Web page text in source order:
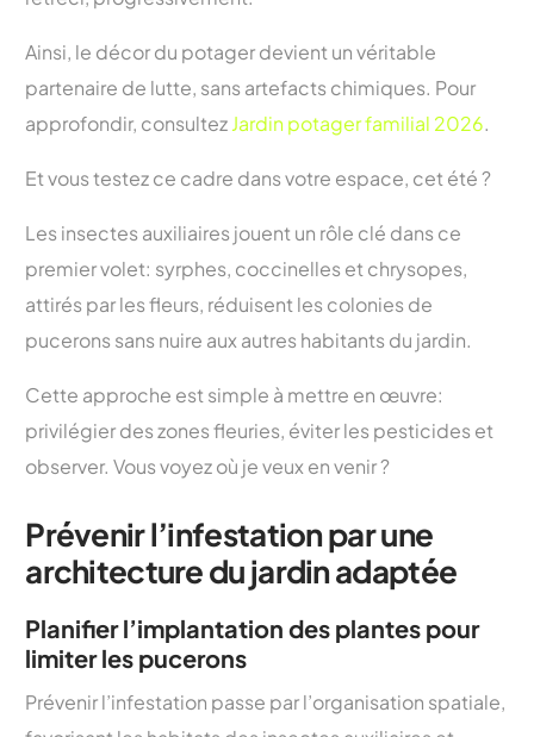
Ainsi, le décor du potager devient un véritable
partenaire de lutte, sans artefacts chimiques. Pour
approfondir, consultezJardin potager familial 2026.
Et vous testez ce cadre dans votre espace, cet été ?
Les insectes auxiliaires jouent un rôle clé dans ce
premier volet: syrphes, coccinelles et chrysopes,
attirés par les fleurs, réduisent les colonies de
pucerons sans nuire aux autres habitants du jardin.
Cette approche est simple à mettre en œuvre:
privilégier des zones fleuries, éviter les pesticides et
observer. Vous voyez où je veux en venir ?
Prévenir l’infestation par une
architecture du jardin adaptée
Planifier l’implantation des plantes pour
limiter les pucerons
Prévenir l’infestation passe par l’organisation spatiale,